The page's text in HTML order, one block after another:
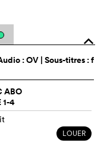
o
:OV | Sous-titres : f
ABO
1-4
LOUER